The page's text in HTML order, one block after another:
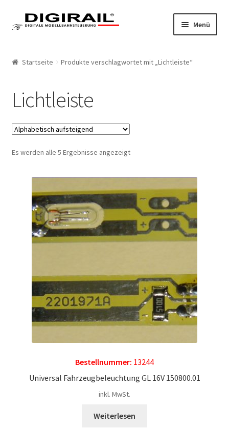
Zur Navigation springen
Springe zum Inhalt Menü
LokLift System
LokLift
LokLift 2
Mein Konto
Kontakt
Startseite Produkte verschlagwortet mit „Lichtleiste“
Lichtleiste
Es werden alle 5 Ergebnisse angezeigt
Bestellnummer: 13244
Universal Fahrzeugbeleuchtung GL 16V 150800.01
inkl. MwSt.
Weiterlesen